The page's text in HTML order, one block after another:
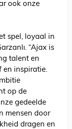
ook onze
spel, loyaal in
“Ajax is
talent en
en inspiratie.
op de
gedeelde
mensen door
dragen en